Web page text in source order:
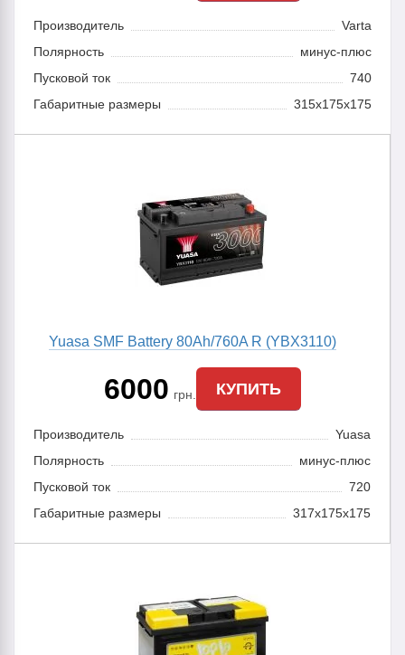
Производитель
Varta
Полярность
минус-плюс
Пусковой ток
740
Габаритные размеры
315x175x175
Yuasa SMF Battery 80Ah/760A R (YBX3110)
6000 грн. КУПИТЬ
Производитель
Yuasa
Полярность
минус-плюс
Пусковой ток
720
Габаритные размеры
317x175x175